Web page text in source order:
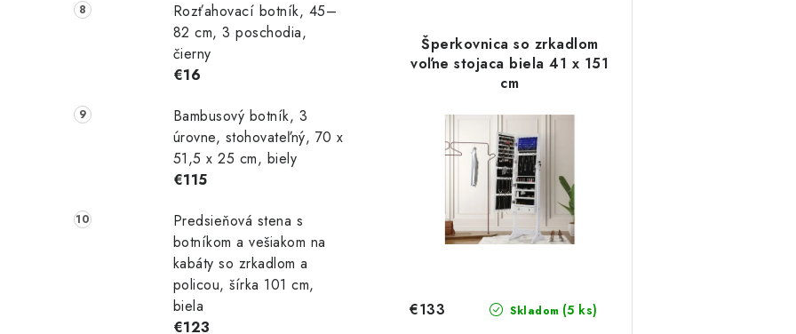
Rozťahovací botník, 45–
82 cm, 3 poschodia,
čierny
€16
Bambusový botník, 3
úrovne, stohovateľný, 70 x
51,5 x 25 cm, biely
€115
Predsieňová stena s
botníkom a vešiakom na
kabáty so zrkadlom a
policou, šírka 101 cm,
biela
€123
Šperkovnica so zrkadlom
voľne stojaca biela 41 x 151
cm
Skladom (5 ks)
€133